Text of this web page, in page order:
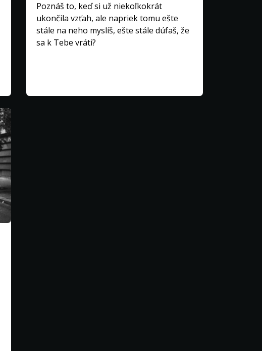
Poznáš to, keď si už niekoľkokrát
ukončila vzťah, ale napriek tomu ešte
stále na neho myslíš, ešte stále dúfaš, že
sa k Tebe vráti?